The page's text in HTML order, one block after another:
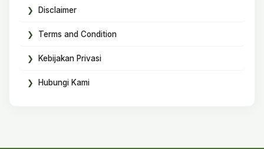
Disclaimer
Terms and Condition
Kebijakan Privasi
Hubungi Kami